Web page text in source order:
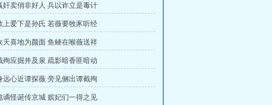
奸卖俏非好人 兵以诈立是毒计
上爱下是孙氏 若薇要牧豕听经
天喜地为颜面 鱼鲠在喉薇送祥
殉应掘井及泉 疏影暗香匪暗动
远心近谭探薇 旁见侧出谭截殉
谲怪诞传京城 嫔妃们一得之见